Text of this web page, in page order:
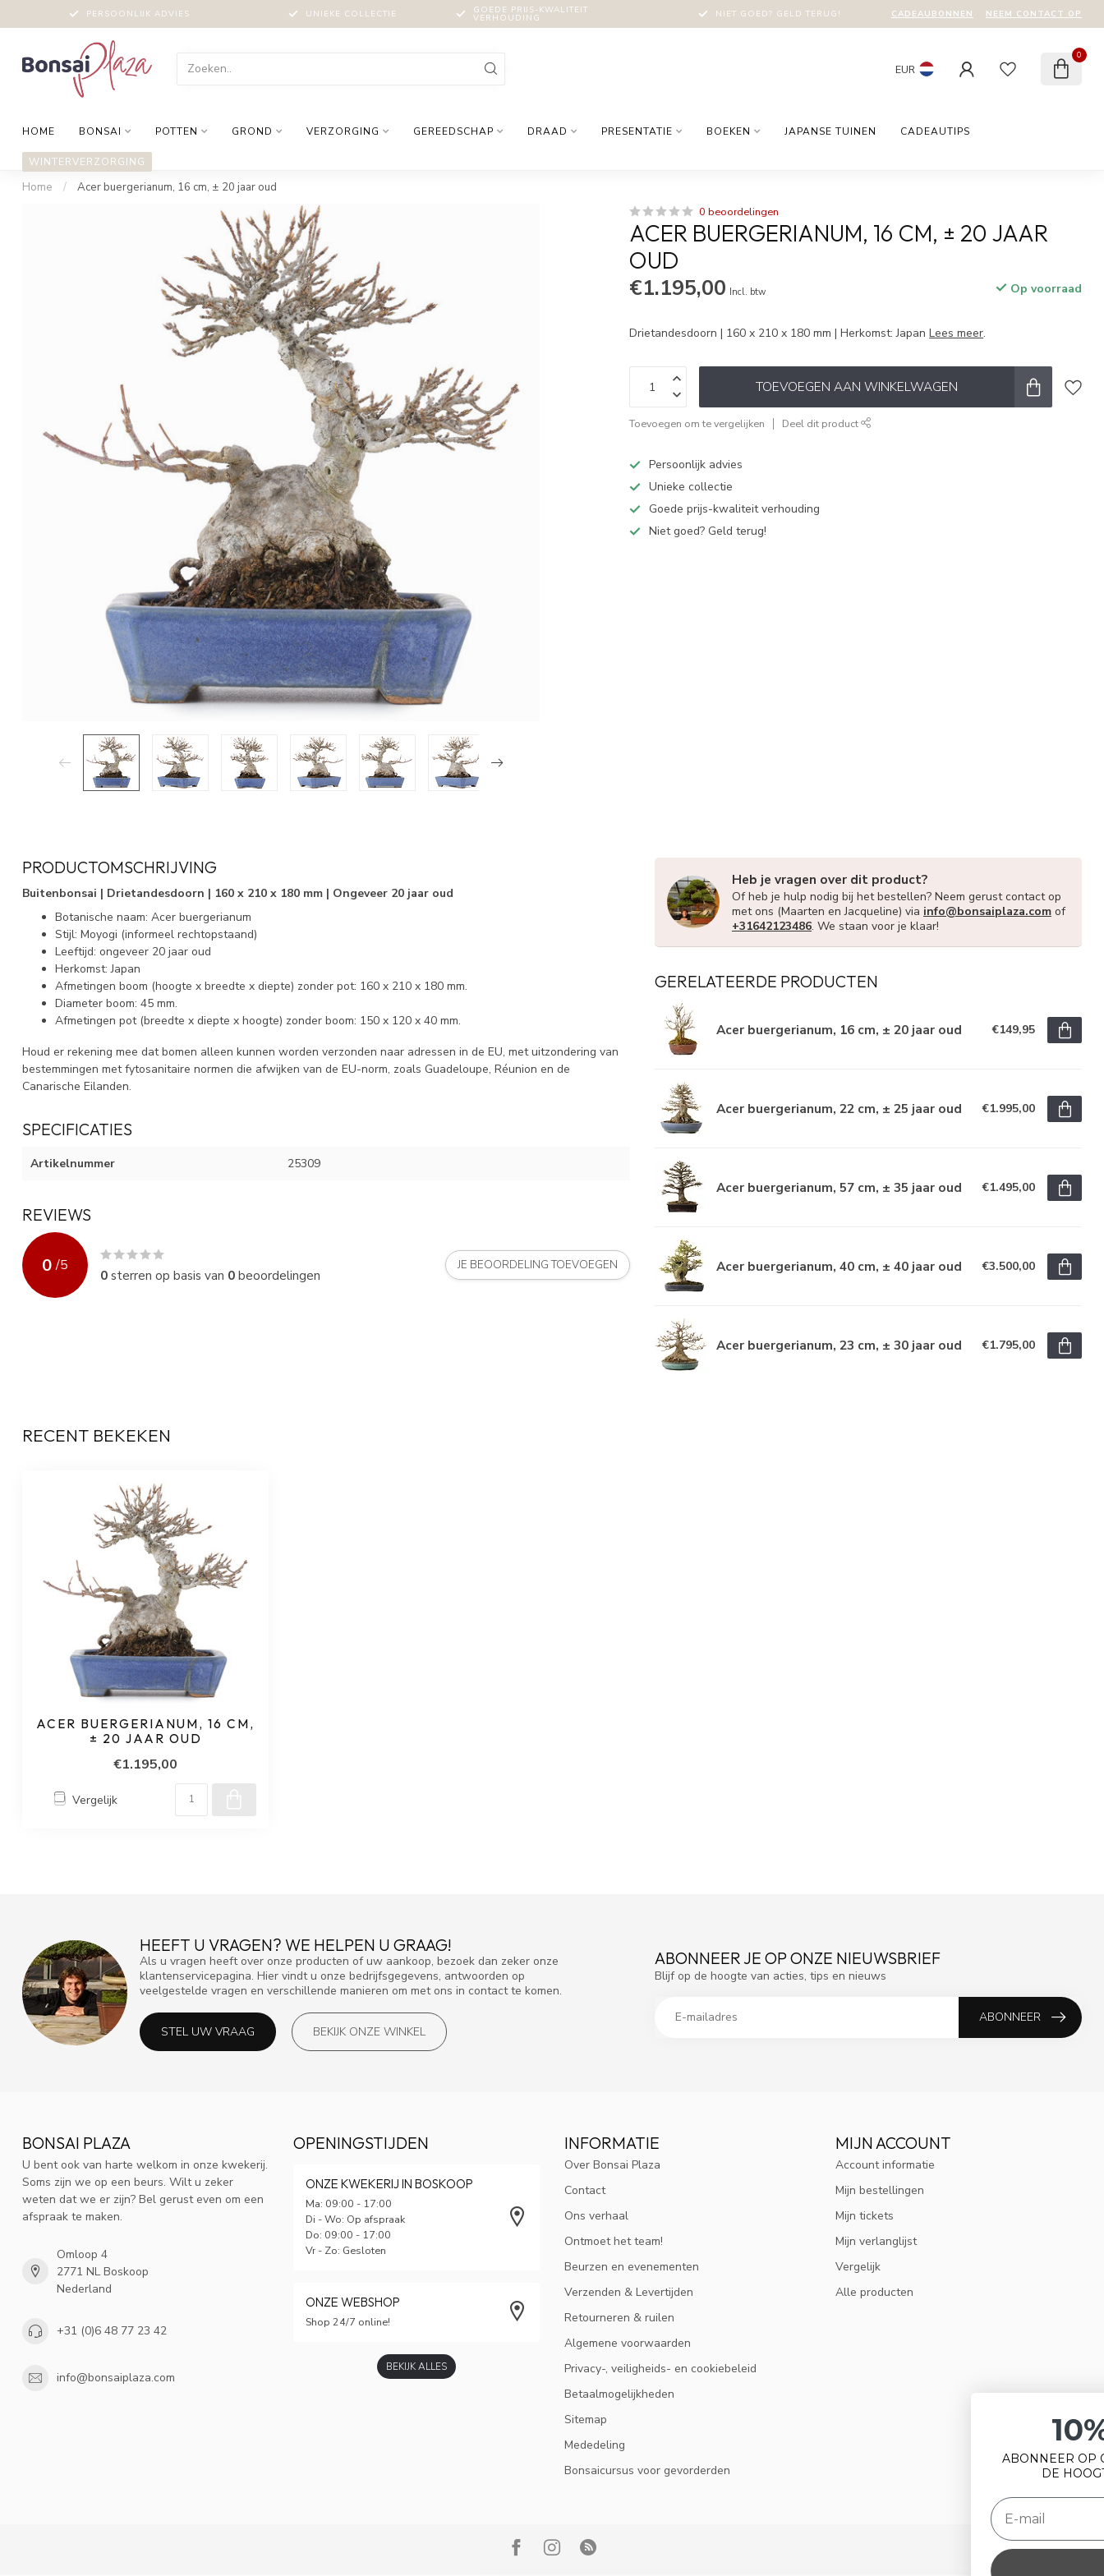
PERSOONLIJK ADVIES UNIEKE COLLECTIE GOEDE PRIJS-KWALITEIT
VERHOUDING NIET GOED? GELD TERUG! CADEAUBONNEN NEEM CONTACT OP
EUR
0
HOME BONSAI POTTEN GROND VERZORGING GEREEDSCHAP DRAAD PRESENTATIE BOEKEN JAPANSE TUINEN CADEAUTIPS
WINTERVERZORGING
Home / Acer buergerianum, 16 cm, ± 20 jaar oud
0 beoordelingen
ACER BUERGERIANUM, 16 CM, ± 20 JAAR
OUD
€1.195,00 Incl. btw Op voorraad
Drietandesdoorn | 160 x 210 x 180 mm | Herkomst: JapanLees meer.
TOEVOEGEN AAN WINKELWAGEN
Toevoegen om te vergelijken Deel dit product
Persoonlijk advies
Unieke collectie
Goede prijs-kwaliteit verhouding
Niet goed? Geld terug!
PRODUCTOMSCHRIJVING
Buitenbonsai | Drietandesdoorn | 160 x 210 x 180 mm | Ongeveer 20 jaar oud
Botanische naam: Acer buergerianum
Stijl: Moyogi (informeel rechtopstaand)
Leeftijd: ongeveer 20 jaar oud
Herkomst: Japan
Afmetingen boom (hoogte x breedte x diepte) zonder pot: 160 x 210 x 180 mm.
Diameter boom: 45 mm.
Afmetingen pot (breedte x diepte x hoogte) zonder boom: 150 x 120 x 40 mm.
Houd er rekening mee dat bomen alleen kunnen worden verzonden naar adressen in de EU, met uitzondering van
bestemmingen met fytosanitaire normen die afwijken van de EU-norm, zoals Guadeloupe, Réunion en de
Canarische Eilanden.
SPECIFICATIES
Artikelnummer 25309
REVIEWS
0 /5
0sterren op basis van 0beoordelingen
JE BEOORDELING TOEVOEGEN
Heb je vragen over dit product?
Of heb je hulp nodig bij het bestellen? Neem gerust contact op
met ons (Maarten en Jacqueline) via info@bonsaiplaza.com of
+31642123486. We staan voor je klaar!
GERELATEERDE PRODUCTEN
Acer buergerianum, 16 cm, ± 20 jaar oud €149,95
Acer buergerianum, 22 cm, ± 25 jaar oud €1.995,00
Acer buergerianum, 57 cm, ± 35 jaar oud €1.495,00
Acer buergerianum, 40 cm, ± 40 jaar oud €3.500,00
Acer buergerianum, 23 cm, ± 30 jaar oud €1.795,00
RECENT BEKEKEN
ACER BUERGERIANUM, 16 CM,
± 20 JAAR OUD
€1.195,00
Vergelijk
HEEFT U VRAGEN? WE HELPEN U GRAAG!
Als u vragen heeft over onze producten of uw aankoop, bezoek dan zeker onze
klantenservicepagina. Hier vindt u onze bedrijfsgegevens, antwoorden op
veelgestelde vragen en verschillende manieren om met ons in contact te komen.
STEL UW VRAAG BEKIJK ONZE WINKEL
ABONNEER JE OP ONZE NIEUWSBRIEF
Blijf op de hoogte van acties, tips en nieuws
ABONNEER
BONSAI PLAZA
U bent ook van harte welkom in onze kwekerij.
Soms zijn we op een beurs. Wilt u zeker
weten dat we er zijn? Bel gerust even om een
afspraak te maken.
Omloop 4
2771 NL Boskoop
Nederland
+31 (0)6 48 77 23 42
info@bonsaiplaza.com
OPENINGSTIJDEN
ONZE KWEKERIJ IN BOSKOOP
Ma: 09:00 - 17:00
Di - Wo: Op afspraak
Do: 09:00 - 17:00
Vr - Zo: Gesloten
ONZE WEBSHOP
Shop 24/7 online!
BEKIJK ALLES
INFORMATIE
Over Bonsai Plaza
Contact
Ons verhaal
Ontmoet het team!
Beurzen en evenementen
Verzenden & Levertijden
Retourneren & ruilen
Algemene voorwaarden
Privacy-, veiligheids- en cookiebeleid
Betaalmogelijkheden
Sitemap
Mededeling
Bonsaicursus voor gevorderden
MIJN ACCOUNT
Account informatie
Mijn bestellingen
Mijn tickets
Mijn verlanglijst
Vergelijk
Alle producten
ABONNEER OP ONZE NIEUWSBRIEF EN BLIJF OP